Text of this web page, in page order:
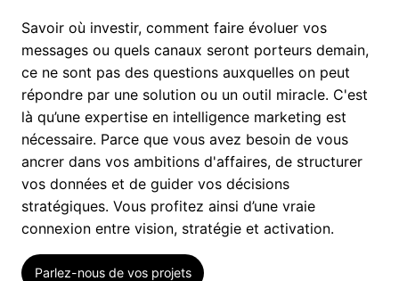
Savoir où investir, comment faire évoluer vos
messages ou quels canaux seront porteurs demain,
ce ne sont pas des questions auxquelles on peut
répondre par une solution ou un outil miracle. C'est
là qu’une expertise en intelligence marketing est
nécessaire. Parce que vous avez besoin de vous
ancrer dans vos ambitions d'affaires, de structurer
vos données et de guider vos décisions
stratégiques. Vous profitez ainsi d’une vraie
connexion entre vision, stratégie et activation.
Parlez-nous de vos projets